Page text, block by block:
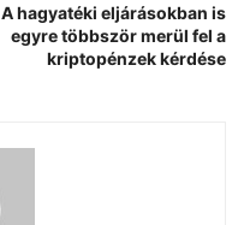
A hagyatéki eljárásokban is
egyre többször merül fel a
kriptopénzek kérdése